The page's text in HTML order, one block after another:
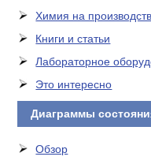
Химия на
Книги и статьи
Лабораторное
Это интересно
Диаграммы
Обзор